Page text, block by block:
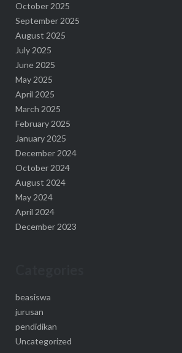
October 2025
September 2025
August 2025
July 2025
June 2025
May 2025
April 2025
March 2025
February 2025
January 2025
December 2024
October 2024
August 2024
May 2024
April 2024
December 2023
beasiswa
jurusan
pendidikan
Uncategorized